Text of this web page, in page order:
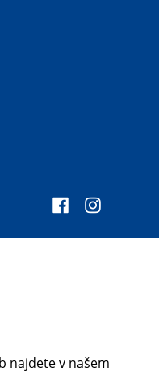
najdete v našem